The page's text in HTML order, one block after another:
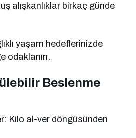
alışkanlıklar birkaç günde
yaşam hedeflerinizde
odaklanın.
Beslenme
Kilo al-ver döngüsünden